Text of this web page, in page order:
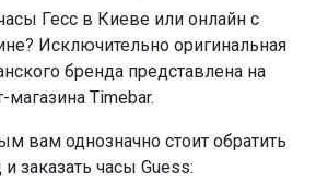
Гесс в Киеве или онлайн с
Исключительно оригинальная
бренда представлена на
магазина Timebar.
вам однозначно стоит обратить
заказать часы Guess: